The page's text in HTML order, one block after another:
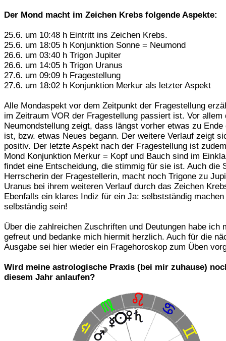
Der Mond macht im Zeichen Krebs folgende Aspekte:
25.6. um 10:48 h Eintritt ins Zeichen Krebs.
25.6. um 18:05 h Konjunktion Sonne = Neumond
26.6. um 03:40 h Trigon Jupiter
26.6. um 14:05 h Trigon Uranus
27.6. um 09:09 h Fragestellung
27.6. um 18:02 h Konjunktion Merkur als letzter Aspekt
Alle Mondaspekt vor dem Zeitpunkt der Fragestellung
im Zeitraum VOR der Fragestellung passiert ist. Vor allem
Neumondstellung zeigt, dass längst vorher etwas zu Ende
ist, bzw. etwas Neues begann. Der weitere Verlauf zeigt
positiv. Der letzte Aspekt nach der Fragestellung ist
Mond Konjunktion Merkur = Kopf und Bauch sind im
findet eine Entscheidung, die stimmig für sie ist. Auch die
Herrscherin der Fragestellerin, macht noch Trigone zu
Uranus bei ihrem weiteren Verlauf durch das Zeichen
Ebenfalls ein klares Indiz für ein Ja: selbstständig machen
selbständig sein!
Über die zahlreichen Zuschriften und Deutungen habe ich
gefreut und bedanke mich hiermit herzlich. Auch für die
Ausgabe sei hier wieder ein Fragehoroskop zum Üben
Wird meine astrologische Praxis (bei mir zuhause)
diesem Jahr anlaufen?